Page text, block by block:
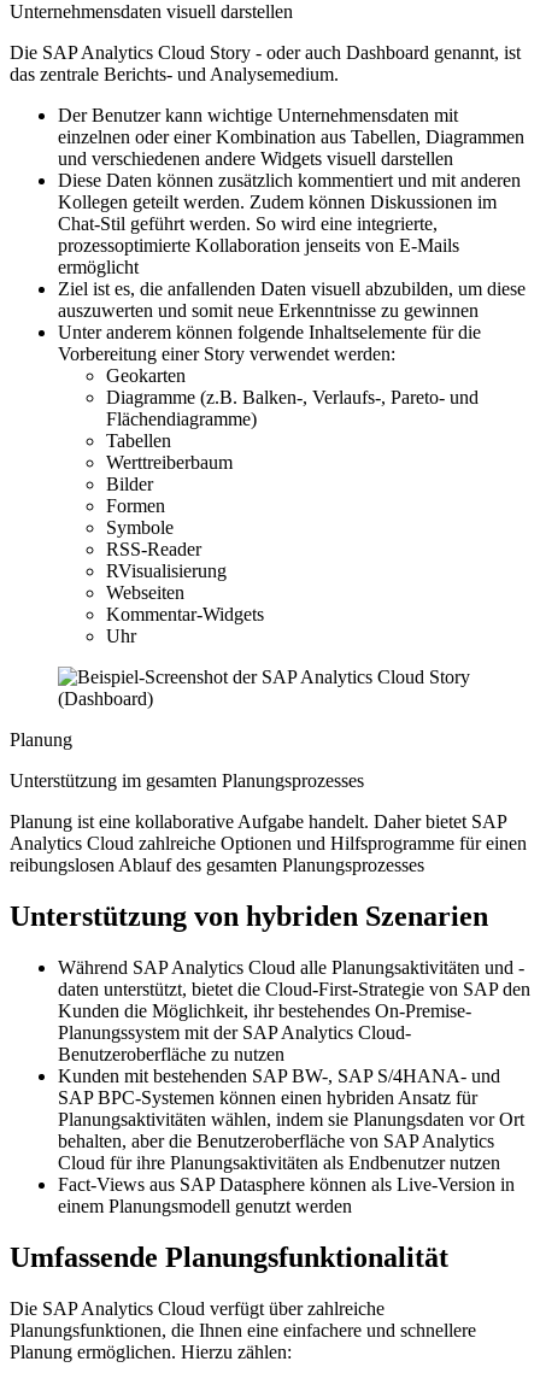
Unternehmensdaten visuell darstellen
Die SAP Analytics Cloud Story - oder auch Dashboard genannt, ist
das zentrale Berichts- und Analysemedium.
Der Benutzer kann wichtige Unternehmensdaten mit
einzelnen oder einer Kombination aus Tabellen, Diagrammen
und verschiedenen andere Widgets visuell darstellen
Diese Daten können zusätzlich kommentiert und mit anderen
Kollegen geteilt werden. Zudem können Diskussionen im
Chat-Stil geführt werden. So wird eine integrierte,
prozessoptimierte Kollaboration jenseits von E-Mails
ermöglicht
Ziel ist es, die anfallenden Daten visuell abzubilden, um diese
auszuwerten und somit neue Erkenntnisse zu gewinnen
Unter anderem können folgende Inhaltselemente für die
Vorbereitung einer Story verwendet werden:
Geokarten
Diagramme (z.B. Balken-, Verlaufs-, Pareto- und
Flächendiagramme)
Tabellen
Werttreiberbaum
Bilder
Formen
Symbole
RSS-Reader
RVisualisierung
Webseiten
Kommentar-Widgets
Uhr
Planung
Unterstützung im gesamten Planungsprozesses
Planung ist eine kollaborative Aufgabe handelt. Daher bietet SAP
Analytics Cloud zahlreiche Optionen und Hilfsprogramme für einen
reibungslosen Ablauf des gesamten Planungsprozesses
Unterstützung von hybriden Szenarien
Während SAP Analytics Cloud alle Planungsaktivitäten und -
daten unterstützt, bietet die Cloud-First-Strategie von SAP den
Kunden die Möglichkeit, ihr bestehendes On-Premise-
Planungssystem mit der SAP Analytics Cloud-
Benutzeroberfläche zu nutzen
Kunden mit bestehenden SAP BW-, SAP S/4HANA- und
SAP BPC-Systemen können einen hybriden Ansatz für
Planungsaktivitäten wählen, indem sie Planungsdaten vor Ort
behalten, aber die Benutzeroberfläche von SAP Analytics
Cloud für ihre Planungsaktivitäten als Endbenutzer nutzen
Fact-Views aus SAP Datasphere können als Live-Version in
einem Planungsmodell genutzt werden
Umfassende Planungsfunktionalität
Die SAP Analytics Cloud verfügt über zahlreiche
Planungsfunktionen, die Ihnen eine einfachere und schnellere
Planung ermöglichen. Hierzu zählen: